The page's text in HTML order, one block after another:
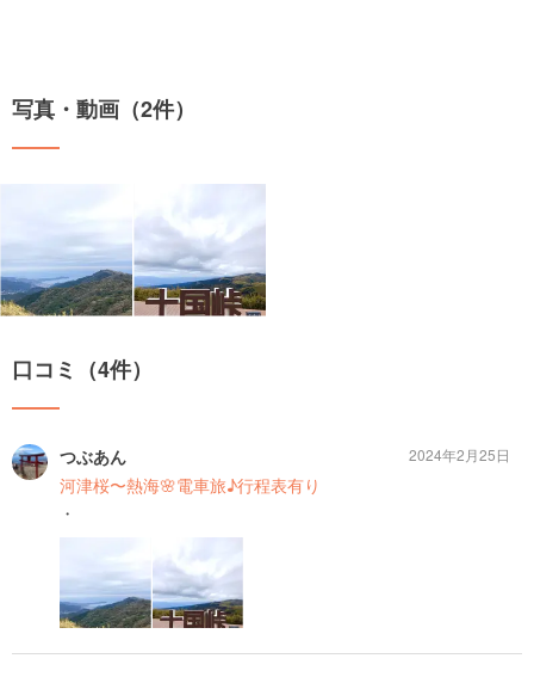
写真・動画（2件）
口コミ（4件）
つぶあん
河津桜〜熱海🌸電車旅♪行程表有り
・
2024年2月25日